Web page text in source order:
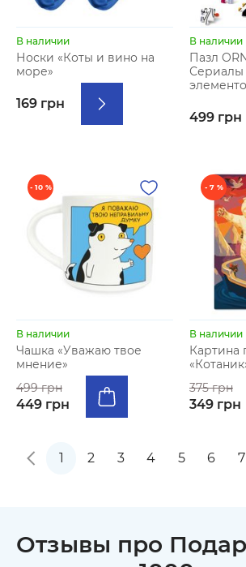
В наличии
Носки «Коты и вино на
море»
169 грн
В наличии
Пазл
Сериалы
499 грн
- 10 %
В наличии
Чашка «Уважаю твое
мнение»
499 грн
449 грн
- 7 %
В наличии
Картина
375 грн
349 грн
1 2 3 4 5 6 7
Отзывы про